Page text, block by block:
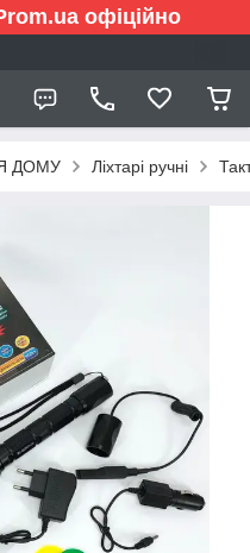
офіційно
ДОМУ Ліхтарі ручні